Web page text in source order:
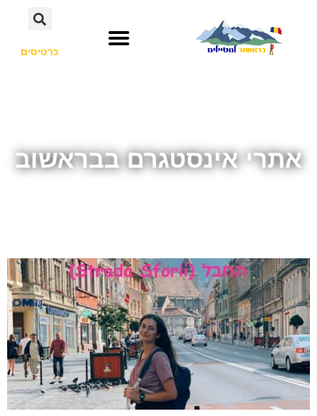
כרטיסים
אתרי אינסטגרם בבראשוב